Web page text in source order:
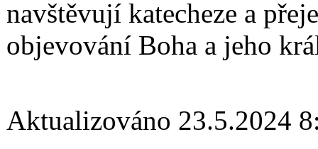
navštěvují katecheze a
objevování Boha a jeho
Aktualizováno 23.5.2024